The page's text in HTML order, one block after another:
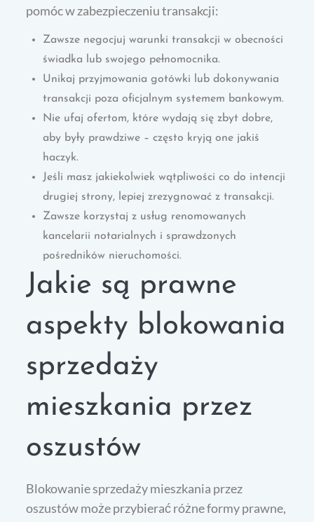
pomóc w zabezpieczeniu transakcji:
Zawsze negocjuj warunki transakcji w obecności
świadka lub swojego pełnomocnika.
Unikaj przyjmowania gotówki lub dokonywania
transakcji poza oficjalnym systemem bankowym.
Nie ufaj ofertom, które wydają się zbyt dobre,
aby były prawdziwe – często kryją one jakiś
haczyk.
Jeśli masz jakiekolwiek wątpliwości co do intencji
drugiej strony, lepiej zrezygnować z transakcji.
Zawsze korzystaj z usług renomowanych
kancelarii notarialnych i sprawdzonych
pośredników nieruchomości.
Jakie są prawne
aspekty blokowania
sprzedaży
mieszkania przez
oszustów
Blokowanie sprzedaży mieszkania przez
oszustów może przybierać różne formy prawne,